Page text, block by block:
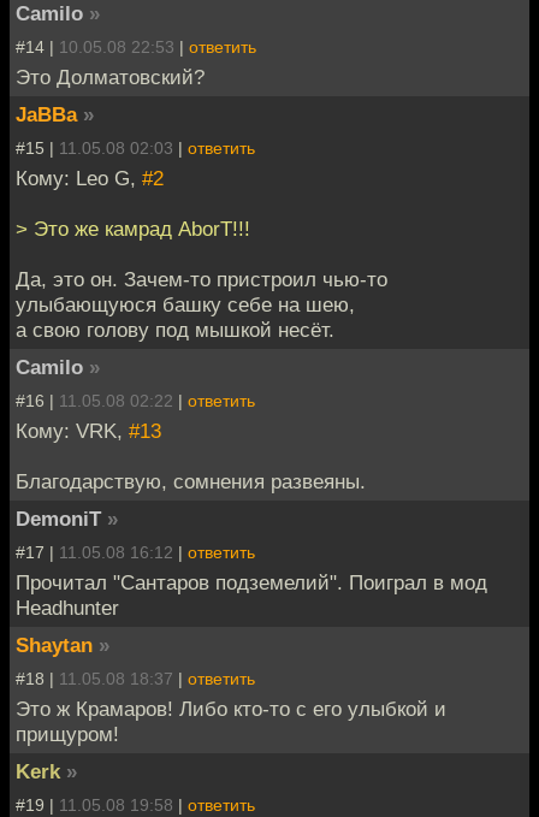
Camilo »
#14 | 10.05.08 22:53 | ответить
Это Долматовский?
JaBBa »
#15 | 11.05.08 02:03 | ответить
Кому: Leo G, #2
> Это же камрад AborT!!!
Да, это он. Зачем-то пристроил чью-то
улыбающуюся башку себе на шею,
а свою голову под мышкой несёт.
Camilo »
#16 | 11.05.08 02:22 | ответить
Кому: VRK, #13
Благодарствую, сомнения развеяны.
DemoniT »
#17 | 11.05.08 16:12 | ответить
Прочитал "Сантаров подземелий". Поиграл в мод
Headhunter
Shaytan »
#18 | 11.05.08 18:37 | ответить
Это ж Крамаров! Либо кто-то с его улыбкой и
прищуром!
Kerk »
#19 | 11.05.08 19:58 | ответить